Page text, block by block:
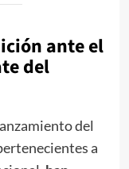
ante el
del
del
a